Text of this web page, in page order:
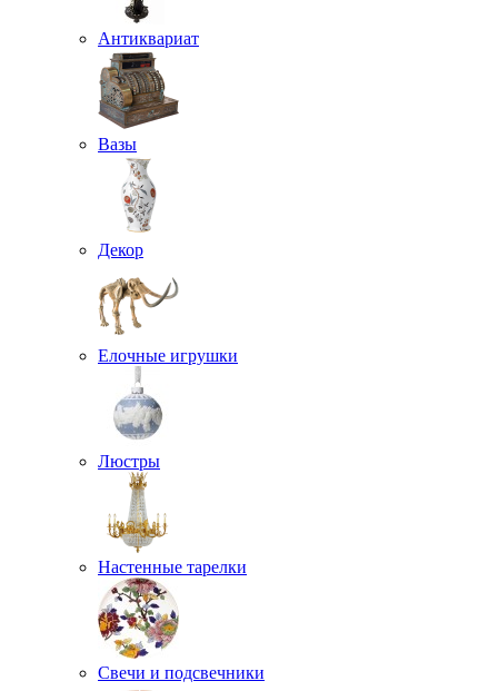
Антиквариат
Вазы
Декор
Елочные игрушки
Люстры
Настенные тарелки
Свечи и подсвечники